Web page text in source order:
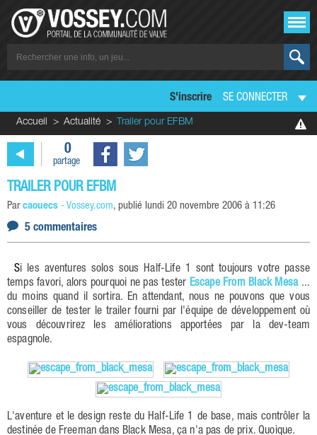
S'inscrire SE CONNECTER
Accueil Actualité Trailer pour EFBM
0
partage
TRAILER POUR EFBM
Par caouecs - Vossey.com, publié lundi 20 novembre 2006 à 11:26
5 commentaires
Si les aventures solos sous Half-Life 1 sont toujours votre passe
temps favori, alors pourquoi ne pas tester Escape From Black Mesa...
du moins quand il sortira. En attendant, nous ne pouvons que vous
conseiller de tester le trailer fourni par l'équipe de développement où
vous découvrirez les améliorations apportées par la dev-team
espagnole.
L'aventure et le design reste du Half-Life 1 de base, mais contrôler la
destinée de Freeman dans Black Mesa, ça n'a pas de prix. Quoique.